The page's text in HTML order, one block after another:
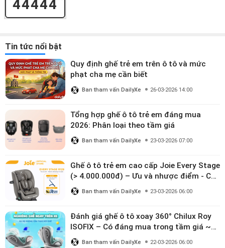
44444
Tin tức nổi bật
Quy định ghế trẻ em trên ô tô và mức
phạt cha mẹ cần biết
Ban tham vấn DailyXe 26-03-2026 14:00
Tổng hợp ghế ô tô trẻ em đáng mua
2026: Phân loại theo tầm giá
Ban tham vấn DailyXe 23-03-2026 07:00
Ghế ô tô trẻ em cao cấp Joie Every Stage
(> 4.000.000đ) – Ưu và nhược điểm - Có
đáng đầu tư cho bé từ 0–12 tuổi?
Ban tham vấn DailyXe 23-03-2026 06:00
Đánh giá ghế ô tô xoay 360° Chilux Roy
ISOFIX – Có đáng mua trong tầm giá ~3
triệu
Ban tham vấn DailyXe 22-03-2026 06:00